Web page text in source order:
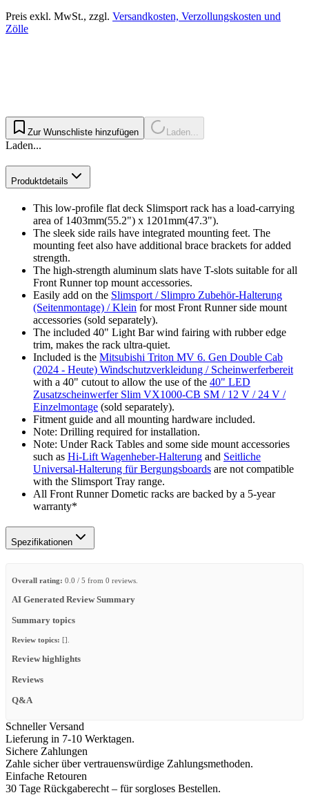
Preis exkl. MwSt., zzgl. Versandkosten, Verzollungskosten und
Zölle
Zur Wunschliste hinzufügen Laden...
Laden...
Produktdetails
This low-profile flat deck Slimsport rack has a load-carrying
area of 1403mm(55.2") x 1201mm(47.3").
The sleek side rails have integrated mounting feet. The
mounting feet also have additional brace brackets for added
strength.
The high-strength aluminum slats have T-slots suitable for all
Front Runner top mount accessories.
Easily add on the Slimsport / Slimpro Zubehör-Halterung
(Seitenmontage) / Klein for most Front Runner side mount
accessories (sold separately).
The included 40" Light Bar wind fairing with rubber edge
trim, makes the rack ultra-quiet.
Included is the Mitsubishi Triton MV 6. Gen Double Cab
(2024 - Heute) Windschutzverkleidung / Scheinwerferbereit
with a 40" cutout to allow the use of the 40" LED
Zusatzscheinwerfer Slim VX1000-CB SM / 12 V / 24 V /
Einzelmontage (sold separately).
Fitment guide and all mounting hardware included.
Note: Drilling required for installation.
Note: Under Rack Tables and some side mount accessories
such as Hi-Lift Wagenheber-Halterung and Seitliche
Universal-Halterung für Bergungsboards are not compatible
with the Slimsport Tray range.
All Front Runner Dometic racks are backed by a 5‑year
warranty*
Spezifikationen
Overall rating: 0.0 / 5 from 0 reviews.
AI Generated Review Summary
Summary topics
Review topics: [].
Review highlights
Reviews
Q&A
Schneller Versand
Lieferung in 7-10 Werktagen.
Sichere Zahlungen
Zahle sicher über vertrauenswürdige Zahlungsmethoden.
Einfache Retouren
30 Tage Rückgaberecht – für sorgloses Bestellen.